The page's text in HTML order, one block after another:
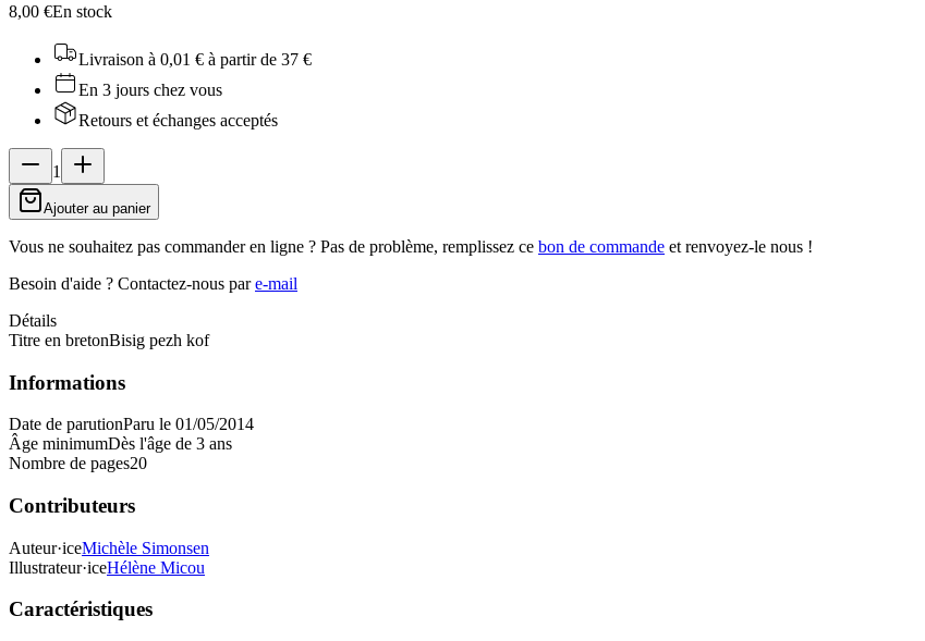
8,00 €En stock
Livraison à 0,01 € à partir de 37 €
En 3 jours chez vous
Retours et échanges acceptés
1
Ajouter au panier
Vous ne souhaitez pas commander en ligne ? Pas de problème, remplissez ce bon de commande et renvoyez-le nous !
Besoin d'aide ? Contactez-nous pare-mail
Détails
Titre en bretonBisig pezh kof
Informations
Date de parutionParu le 01/05/2014
Âge minimumDès l'âge de 3 ans
Nombre de pages20
Contributeurs
Auteur·iceMichèle Simonsen
Illustrateur·iceHélène Micou
Caractéristiques